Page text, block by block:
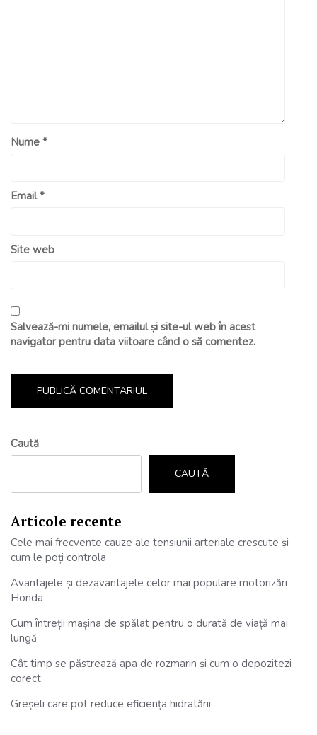
Nume *
Email*
Site web
Salvează-mi numele, emailul și site-ul web în acest
navigator pentru data viitoare când o să comentez.
Caută
CAUTĂ
Articole recente
Cele mai frecvente cauze ale tensiunii arteriale crescute și
cum le poți controla
Avantajele și dezavantajele celor mai populare motorizări
Honda
Cum întreții mașina de spălat pentru o durată de viață mai
lungă
Cât timp se păstrează apa de rozmarin și cum o depozitezi
corect
Greșeli care pot reduce eficiența hidratării